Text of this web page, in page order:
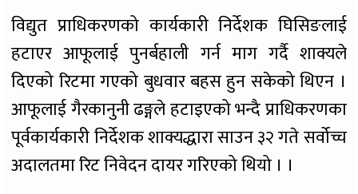
विद्युत प्राधिकरणको कार्यकारी निर्देशक घिसिङलाई
हटाएर आफूलाई पुनर्बहाली गर्न माग गर्दै शाक्यले
दिएको रिटमा गएको बुधवार बहस हुन सकेको थिएन ।
आफूलाई गैरकानुनी ढङ्गले हटाइएको भन्दै प्राधिकरणका
पूर्वकार्यकारी निर्देशक शाक्यद्धारा साउन ३२ गते सर्वोच्च
अदालतमा रिट निवेदन दायर गरिएको थियो । ।